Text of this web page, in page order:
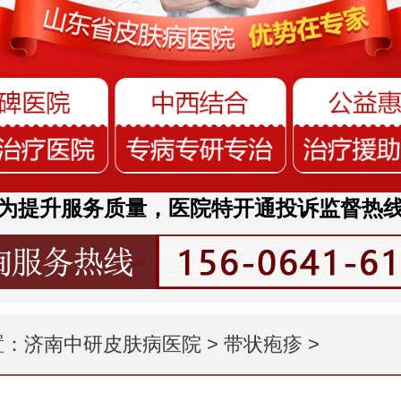
提升服务质量，医院特开通投诉监督热
济南中研皮肤病医院> 带状疱疹 >